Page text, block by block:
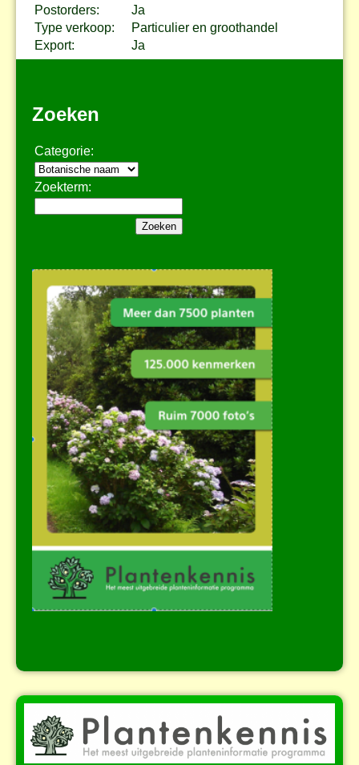
Postorders:
Ja
Type verkoop:
Particulier en groothandel
Export:
Ja
Zoeken
Categorie:
Zoekterm: